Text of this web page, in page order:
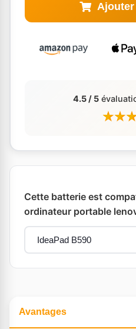
4.5 / 5
Cette batterie est
ordinateur portable
Avantages